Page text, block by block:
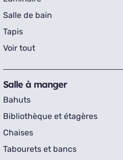
Salle de bain
Tapis
Voir tout
Salle à manger
Bahuts
Bibliothèque et étagères
Chaises
Tabourets et bancs